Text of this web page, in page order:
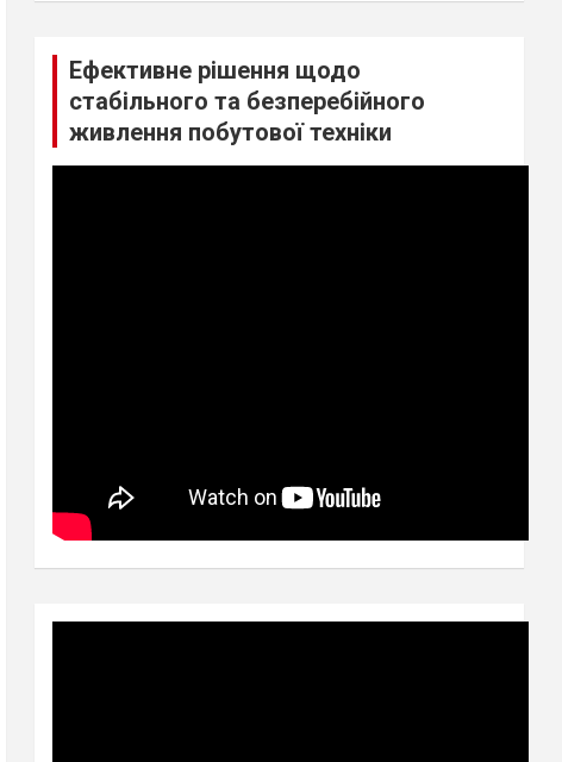
Ефективне рішення щодо
стабільного та безперебійного
живлення побутової техніки